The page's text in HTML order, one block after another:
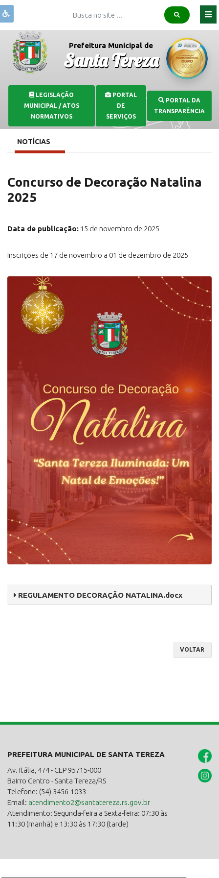
Prefeitura Municipal de
Santa Tereza
LEGISLAÇÃO
MUNICIPAL / ATOS
NORMATIVOS
PORTAL
DE
SERVIÇOS
PORTAL DA
TRANSPARÊNCIA
Institucional
Governo
Publicações
Comunicação
NOTÍCIAS
Concurso de Decoração Natalina
2025
Data de publicação: 15 de novembro de 2025
Inscrições de 17 de novembro a 01 de dezembro de 2025
REGULAMENTO DECORAÇÃO NATALINA.docx
VOLTAR
PREFEITURA MUNICIPAL DE SANTA TEREZA
Av. Itália, 474 - CEP 95715-000
Bairro Centro - Santa Tereza/RS
Telefone: (54) 3456-1033
Email: atendimento2@santatereza.rs.gov.br
Atendimento: Segunda-feira a Sexta-feira: 07:30 às
11:30 (manhã) e 13:30 às 17:30 (tarde)